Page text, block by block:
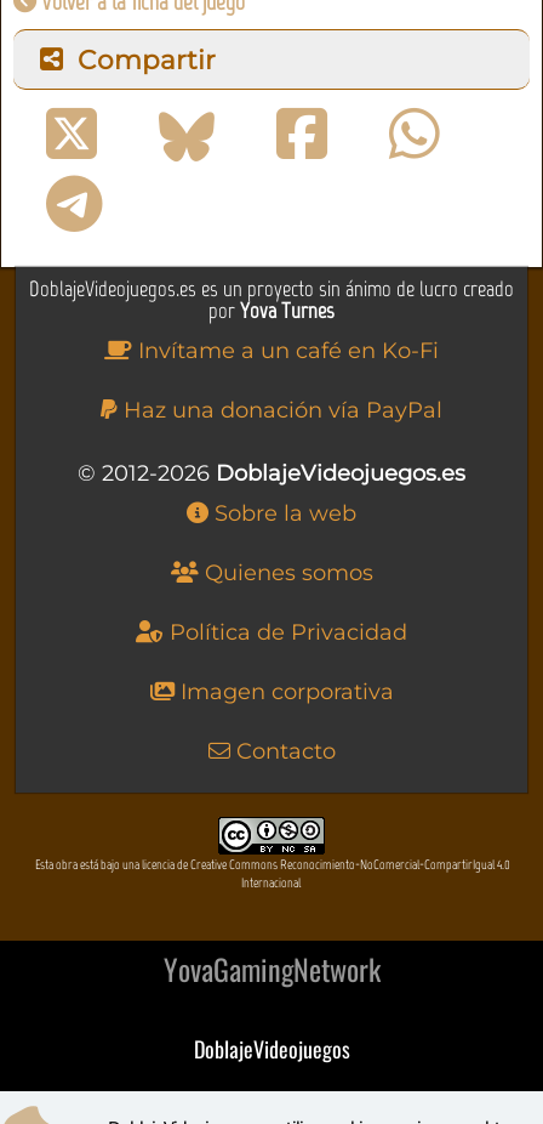
Compartir
DoblajeVideojuegos.es es un proyecto sin ánimo de lucro creado
porYova Turnes
Invítame a un café en Ko-Fi
Haz una donación vía PayPal
© 2012-2026 DoblajeVideojuegos.es
Sobre la web
Quienes somos
Política de Privacidad
Imagen corporativa
Contacto
Esta obra está bajo una licencia de Creative Commons Reconocimiento-NoComercial-CompartirIgual 4.0
Internacional
YovaGamingNetwork
DoblajeVideojuegos